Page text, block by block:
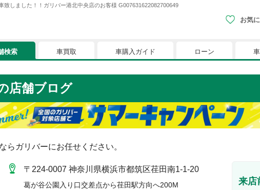
しました！！ガリバー港北中央店のお客様 G007631622082700649
お気
現在、お気に入りに登録されているおク
に入りに登録すると、あなただけのお気に入りのクルマリストでい
※「お気に入り」の登録を可能にするためにCookie機能を
検索 車買取 車購入ガイド ローン
店舗ブログ
らガリバーにお任せください。
〒224-0007 神奈川県横浜市都筑区荏田南1-1-20
葛が谷公園入り口交差点から荏田駅方向へ200M
来店